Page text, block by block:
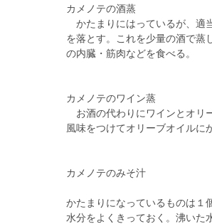
カメノテの酒蒸
かたまりにはっているが、適
を落とす。これを少量の酒で蒸
の内臓・筋肉などを食べる。
カメノテのワイン蒸
お酒の代わりにワインとオリ
風味をつけてオリーブオイルに
カメノテのみそ汁
かたまりになっているものは１
水分をよくきっておく。沸いた